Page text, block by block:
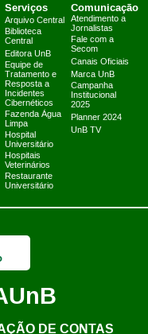
Serviços
Arquivo Central
Biblioteca
Central
Editora UnB
Equipe de
Tratamento e
Resposta a
Incidentes
Cibernéticos
Fazenda Água
Limpa
Hospital
Universitário
Hospitais
Veterinários
Restaurante
Universitário
Comunicação
Atendimento a
Jornalistas
Fale com a
Secom
Canais Oficiais
Marca UnB
Campanha
Institucional
2025
Planner 2024
UnB TV
UnB
DE CONTAS